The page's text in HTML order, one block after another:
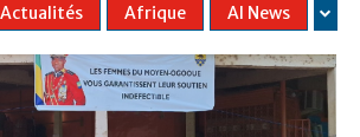
Actualités Afrique AI News